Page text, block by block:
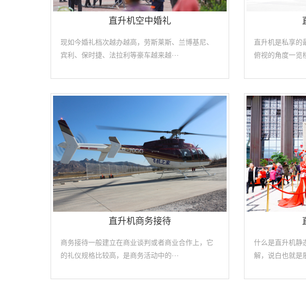
直升机空中婚礼
现如今婚礼档次越办越高，劳斯莱斯、兰博基尼、
宾利、保时捷、法拉利等豪车越来越···
直升机是私享的
俯视的角度一览
直升机商务接待
商务接待一般建立在商业谈判或者商业合作上，它
的礼仪规格比较高，是商务活动中的···
什么是直升机静
解，说白也就是